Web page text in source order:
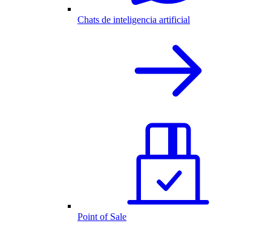
Chats de inteligencia artificial
Point of Sale